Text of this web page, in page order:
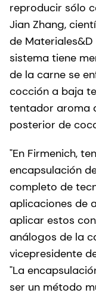
reproducir sólo
Jian Zhang,
de Materiales&D
sistema tiene
de la carne se
cocción a baja
tentador aroma
posterior de
"En Firmenich,
encapsulación
completo de
aplicaciones de
aplicar estos
análogos de la
vicepresidente
"La
ser un método